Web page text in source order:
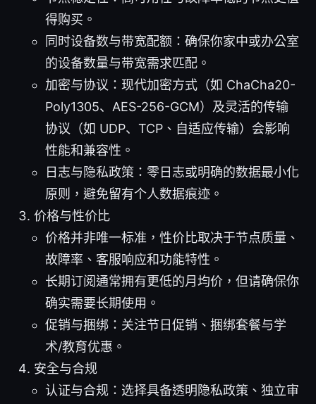
得购买。
同时设备数与带宽配额：确保你家中或办公室
的设备数量与带宽需求匹配。
加密与协议：现代加密方式（如 ChaCha20-
Poly1305、AES-256-GCM）及灵活的传输
协议（如 UDP、TCP、自适应传输）会影响
性能和兼容性。
日志与隐私政策：零日志或明确的数据最小化
原则，避免留有个人数据痕迹。
价格与性价比
价格并非唯一标准，性价比取决于节点质量、
故障率、客服响应和功能特性。
长期订阅通常拥有更低的月均价，但请确保你
确实需要长期使用。
促销与捆绑：关注节日促销、捆绑套餐与学
术/教育优惠。
安全与合规
认证与合规：选择具备透明隐私政策、独立审